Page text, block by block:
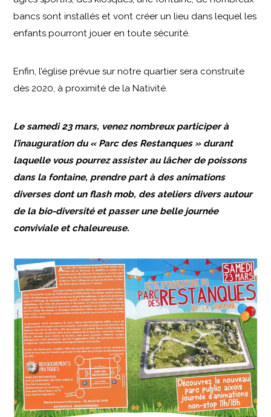
bancs sont installés et vont créer un lieu dans lequel les
enfants pourront jouer en toute sécurité.
Enfin, l’église prévue sur notre quartier sera construite
dès 2020, à proximité de la Nativité.
Le samedi 23 mars, venez nombreux participer à
l’inauguration du « Parc des Restanques » durant
laquelle vous pourrez assister au lâcher de poissons
dans la fontaine, prendre part à des animations
diverses dont un flash mob, des ateliers divers autour
de la bio-diversité et passer une belle journée
conviviale et chaleureuse.